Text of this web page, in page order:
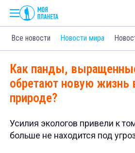
Все новости Новости мира
Как панды,
обретают новую жизнь
природе?
Усилия экологов привели к
больше не находится под